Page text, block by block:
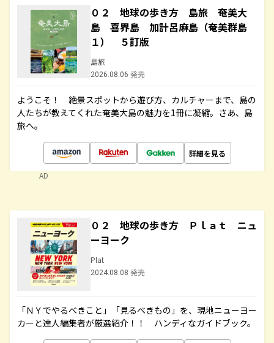
０２ 地球の歩き方 島旅 奄美大
島 喜界島 加計呂麻島（奄美群島
１） ５訂版
島旅
2026.08.06 発売
ようこそ！ 絶景スポットから遊び方、カルチャーまで、島の
人たちが教えてくれた奄美大島の魅力を1冊に凝縮。さあ、島
旅へ。
詳細を見る
AD
０２ 地球の歩き方 Ｐｌａｔ ニュ
ーヨーク
Plat
2024.08.08 発売
「ＮＹでやるべきこと」「見るべきもの」を、現地ニューヨー
カーと達人編集者が厳選紹介！！ ハンディなガイドブック。